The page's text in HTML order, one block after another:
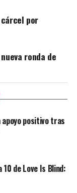
por
ronda de
positivo tras
de Love Is Blind: